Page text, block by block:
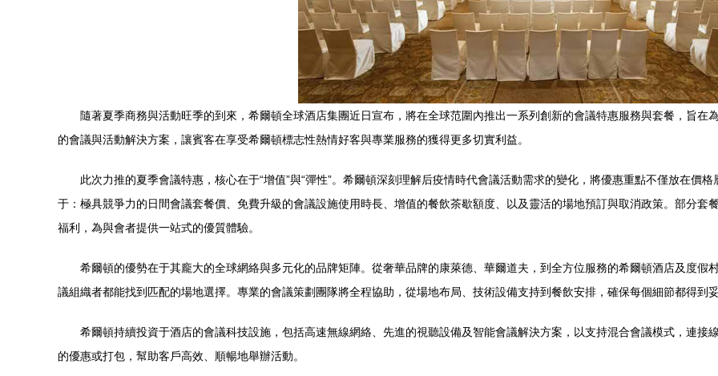
隨著夏季商務與活動旺季的到來，希爾頓全球酒店集團近日宣布，將在全球范圍內推出一系列創新的會議特惠服務與套餐，旨在
的會議與活動解決方案，讓賓客在享受希爾頓標志性熱情好客與專業服務的獲得更多切實利益。
此次力推的夏季會議特惠，核心在于“增值”與“彈性”。希爾頓深刻理解后疫情時代會議活動需求的變化，將優惠重點不僅放在價
于：極具競爭力的日間會議套餐價、免費升級的會議設施使用時長、增值的餐飲茶歇額度、以及靈活的場地預訂與取消政策。部分套
福利，為與會者提供一站式的優質體驗。
希爾頓的優勢在于其龐大的全球網絡與多元化的品牌矩陣。從奢華品牌的康萊德、華爾道夫，到全方位服務的希爾頓酒店及度假
議組織者都能找到匹配的場地選擇。專業的會議策劃團隊將全程協助，從場地布局、技術設備支持到餐飲安排，確保每個細節都得到
希爾頓持續投資于酒店的會議科技設施，包括高速無線網絡、先進的視聽設備及智能會議解決方案，以支持混合會議模式，連接
的優惠或打包，幫助客戶高效、順暢地舉辦活動。